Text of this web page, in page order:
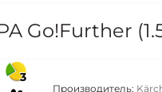
Go!Further
3
Производитель: